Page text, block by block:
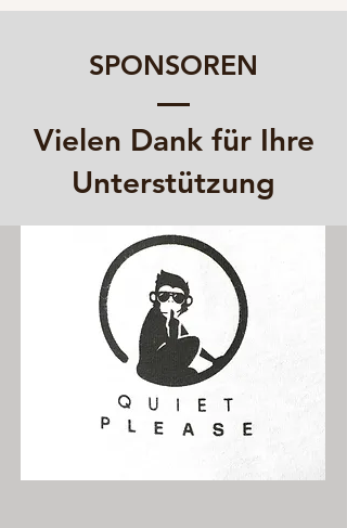
SPONSOREN
Vielen Dank für Ihre
Unterstützung